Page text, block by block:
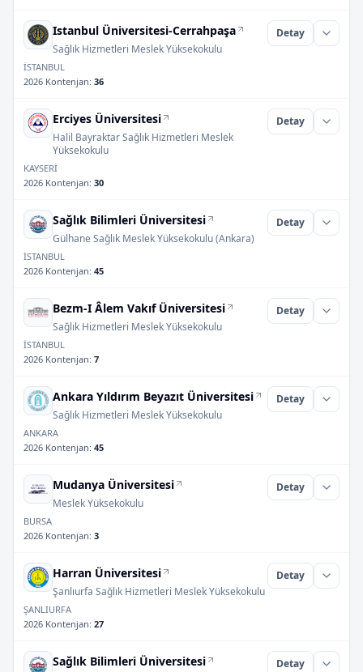
Istanbul Üniversitesi-Cerrahpaşa
Sağlık Hizmetleri Meslek Yüksekokulu
Detay
İSTANBUL
2026 Kontenjan: 36
Erciyes Üniversitesi
Halil Bayraktar Sağlık Hizmetleri Meslek
Yüksekokulu
Detay
KAYSERİ
2026 Kontenjan: 30
Sağlık Bilimleri Üniversitesi
Gülhane Sağlık Meslek Yüksekokulu (Ankara)
Detay
İSTANBUL
2026 Kontenjan: 45
Bezm-I Âlem Vakıf Üniversitesi
Sağlık Hizmetleri Meslek Yüksekokulu
Detay
İSTANBUL
2026 Kontenjan: 7
Ankara Yıldırım Beyazıt Üniversitesi
Sağlık Hizmetleri Meslek Yüksekokulu
Detay
ANKARA
2026 Kontenjan: 45
Mudanya Üniversitesi
Meslek Yüksekokulu
Detay
BURSA
2026 Kontenjan: 3
Harran Üniversitesi
Şanlıurfa Sağlık Hizmetleri Meslek Yüksekokulu
Detay
ŞANLIURFA
2026 Kontenjan: 27
Sağlık Bilimleri Üniversitesi Detay